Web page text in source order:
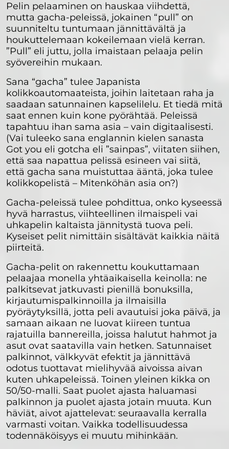
Pelin pelaaminen on hauskaa viihdettä,
mutta gacha-peleissä, jokainen “pull” on
suunniteltu tuntumaan jännittävältä ja
houkuttelemaan kokeilemaan vielä kerran.
”Pull” eli juttu, jolla imaistaan pelaaja pelin
syövereihin mukaan.
Sana “gacha” tulee Japanista
kolikkoautomaateista, joihin laitetaan raha ja
saadaan satunnainen kapselilelu. Et tiedä mitä
saat ennen kuin kone pyörähtää. Peleissä
tapahtuu ihan sama asia – vain digitaalisesti.
(Vai tuleeko sana englannin kielen sanasta
Got you eli gotcha eli ”sainpas”, viitaten siihen,
että saa napattua pelissä esineen vai siitä,
että gacha sana muistuttaa ääntä, joka tulee
kolikkopelistä – Mitenköhän asia on?)
Gacha-peleissä tulee pohdittua, onko kyseessä
hyvä harrastus, viihteellinen ilmaispeli vai
uhkapelin kaltaista jännitystä tuova peli.
Kyseiset pelit nimittäin sisältävät kaikkia näitä
piirteitä.
Gacha-pelit on rakennettu koukuttamaan
pelaajaa monella yhtäaikaisella keinolla: ne
palkitsevat jatkuvasti pienillä bonuksilla,
kirjautumispalkinnoilla ja ilmaisilla
pyöräytyksillä, jotta peli avautuisi joka päivä, ja
samaan aikaan ne luovat kiireen tuntua
rajatuilla bannereilla, joissa halutut hahmot ja
asut ovat saatavilla vain hetken. Satunnaiset
palkinnot, välkkyvät efektit ja jännittävä
odotus tuottavat mielihyvää aivoissa aivan
kuten uhkapeleissä. Toinen yleinen kikka on
50/50-malli. Saat puolet ajasta haluamasi
palkinnon ja puolet ajasta jotain muuta. Kun
häviät, aivot ajattelevat: seuraavalla kerralla
varmasti voitan. Vaikka todellisuudessa
todennäköisyys ei muutu mihinkään.